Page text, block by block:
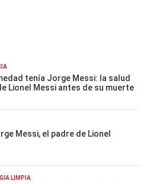
tenía Jorge Messi: la salud
Lionel Messi antes de su muerte
Messi, el padre de Lionel
LIMPIA